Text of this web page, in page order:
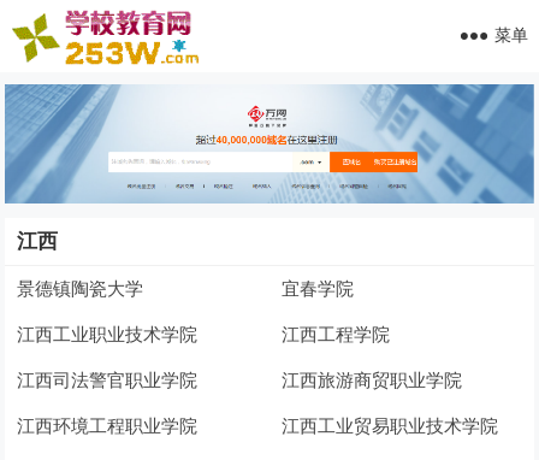
菜单
江西
景德镇陶瓷大学 宜春学院
江西工业职业技术学院 江西工程学院
江西司法警官职业学院 江西旅游商贸职业学院
江西环境工程职业学院 江西工业贸易职业技术学院